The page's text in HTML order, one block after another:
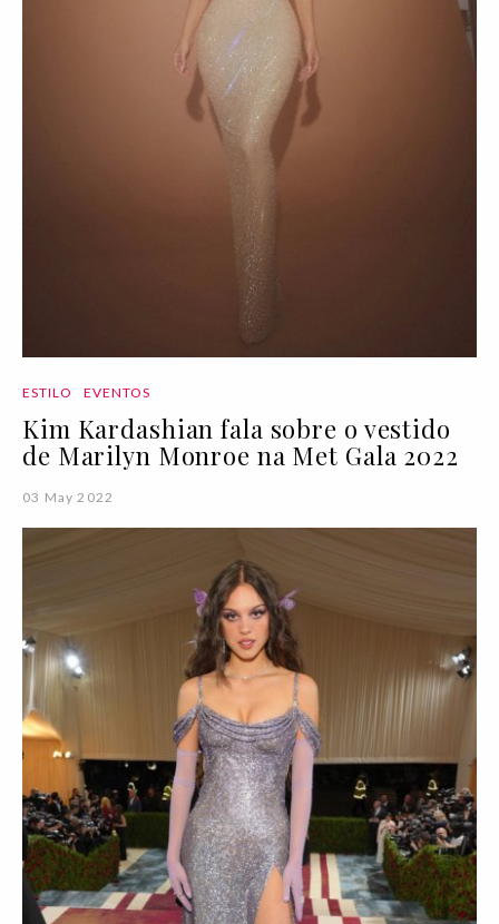
ESTILO EVENTOS
Kim Kardashian fala sobre o vestido
de Marilyn Monroe na Met Gala 2022
03 May 2022